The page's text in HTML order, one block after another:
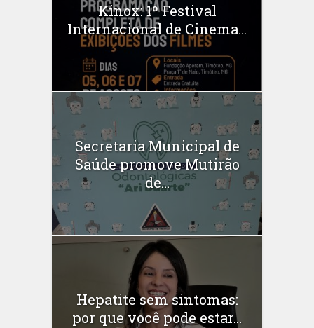
Kinox: 1º Festival
Internacional de Cinema...
Secretaria Municipal de
Saúde promove Mutirão
de...
Hepatite sem sintomas:
por que você pode estar...